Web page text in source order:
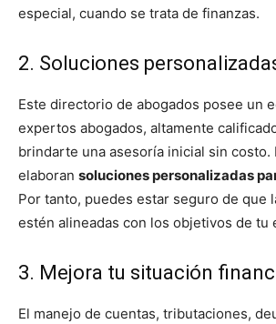
especial, cuando se trata de finanzas.
2. Soluciones
Este directorio de abogados posee un
expertos abogados, altamente
brindarte una asesoría inicial sin costo.
elaboran soluciones personalizadas
Por tanto, puedes estar seguro de que
estén alineadas con los objetivos de tu
3. Mejora tu situación
El manejo de cuentas, tributaciones,